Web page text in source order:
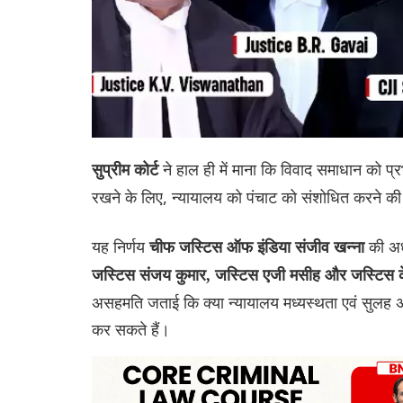
सुप्रीम कोर्टने हाल ही में माना कि विवाद समाधान को
रखने के लिए, न्यायालय को पंचाट को संशोधित करने की
यह निर्णयचीफ जस्टिस ऑफ इंडिया संजीव खन्नाकी
जस्टिस संजय कुमार, जस्टिस एजी मसीह और जस्टिस
असहमति जताई कि क्या न्यायालय मध्यस्थता एवं
कर सकते हैं।